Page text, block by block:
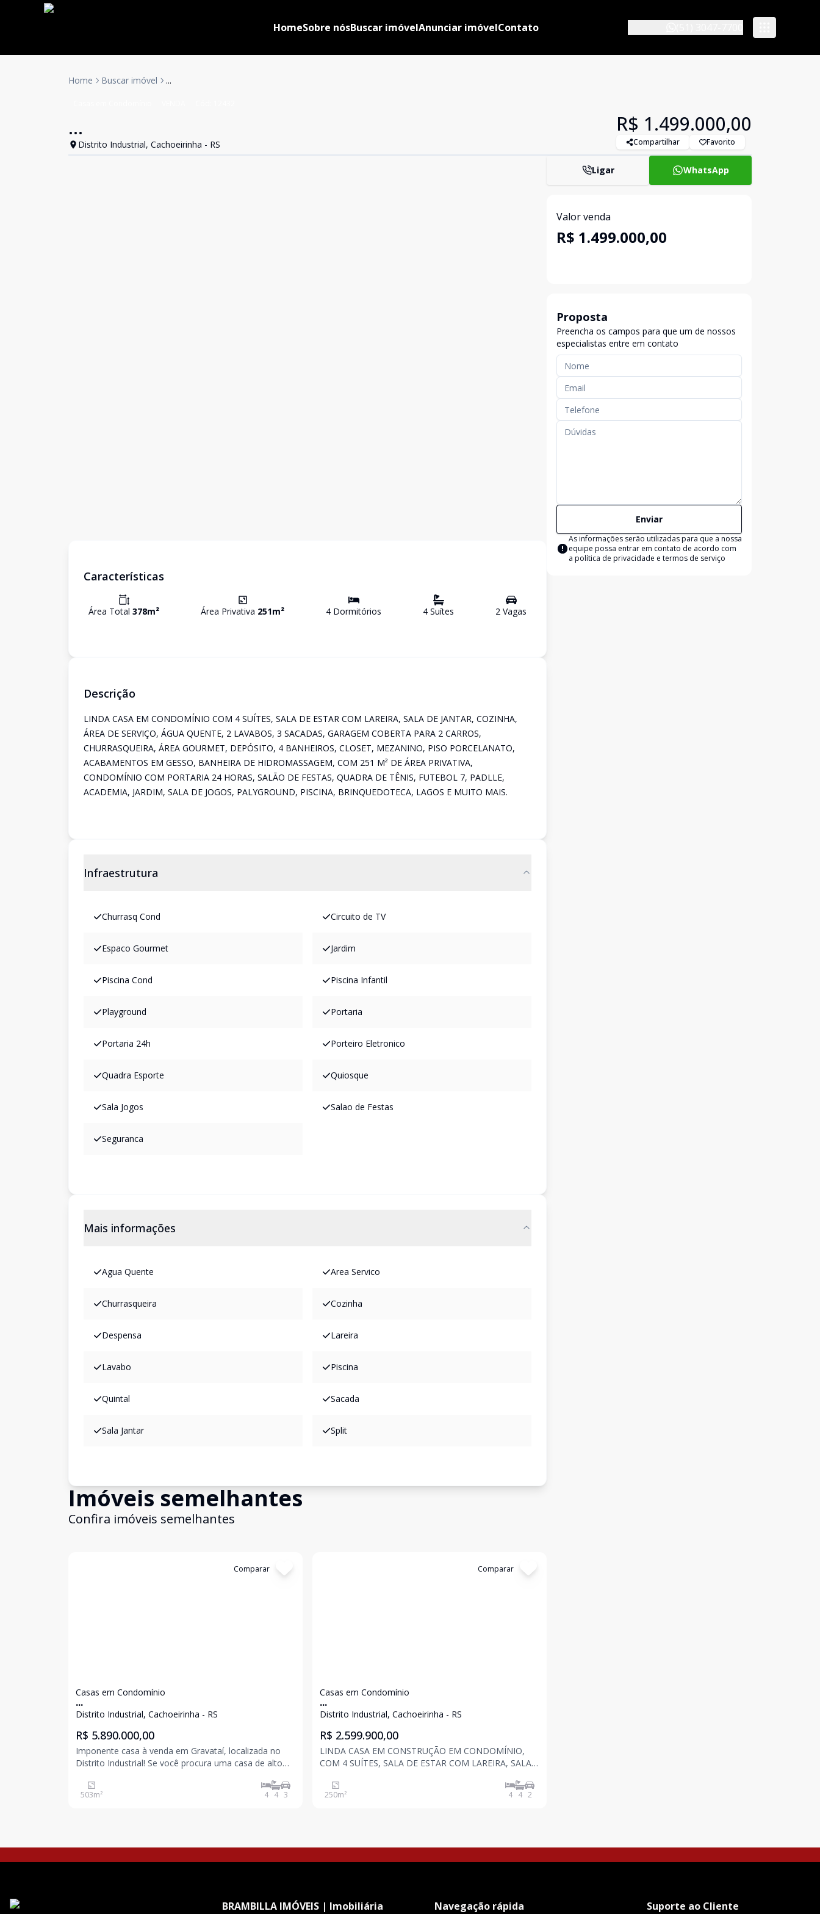
HomeSobre nósBuscar imóvelAnunciar imóvelContato
Home Buscar imóvel ...
...
Distrito Industrial, Cachoeirinha - RS
R$ 1.499.000,00
Compartilhar Favorito
Características
Área Total 378m² Área Privativa 251m² 4 Dormitórios 4 Suítes 2 Vagas
Descrição
LINDA CASA EM CONDOMÍNIO COM 4 SUÍTES, SALA DE ESTAR COM LAREIRA, SALA DE JANTAR, COZINHA,
ÁREA DE SERVIÇO, ÁGUA QUENTE, 2 LAVABOS, 3 SACADAS, GARAGEM COBERTA PARA 2 CARROS,
CHURRASQUEIRA, ÁREA GOURMET, DEPÓSITO, 4 BANHEIROS, CLOSET, MEZANINO, PISO PORCELANATO,
ACABAMENTOS EM GESSO, BANHEIRA DE HIDROMASSAGEM, COM 251 M² DE ÁREA PRIVATIVA,
CONDOMÍNIO COM PORTARIA 24 HORAS, SALÃO DE FESTAS, QUADRA DE TÊNIS, FUTEBOL 7, PADLLE,
ACADEMIA, JARDIM, SALA DE JOGOS, PALYGROUND, PISCINA, BRINQUEDOTECA, LAGOS E MUITO MAIS.
Infraestrutura
Churrasq Cond Circuito de TV
Espaco Gourmet Jardim
Piscina Cond Piscina Infantil
Playground Portaria
Portaria 24h Porteiro Eletronico
Quadra Esporte Quiosque
Sala Jogos Salao de Festas
Seguranca
Mais informações
Agua Quente Area Servico
Churrasqueira Cozinha
Despensa Lareira
Lavabo Piscina
Quintal Sacada
Sala Jantar Split
Imóveis semelhantes
Confira imóveis semelhantes
Comparar
Casas em Condomínio
...
Distrito Industrial, Cachoeirinha - RS
R$ 5.890.000,00
Imponente casa à venda em Gravataí, localizada no
Distrito Industrial! Se você procura uma casa de alto
oportunidade para quem valoriza conforto,
sofisticação e espaços amplos. Com 840 m² de área
503m² 4 4 3
Comparar
Casas em Condomínio
...
Distrito Industrial, Cachoeirinha - RS
R$ 2.599.900,00
LINDA CASA EM CONSTRUÇÃO EM CONDOMÍNIO,
COM 4 SUÍTES, SALA DE ESTAR COM LAREIRA, SALA
QUENTE, PISO PORCELANATO, LAVABO,
CHURRASQUEIRA, DECK, PISCINA, ACABAMENTOS
250m² 4 4 2
Ligar WhatsApp
Valor venda
R$ 1.499.000,00
Proposta
Preencha os campos para que um de nossos
especialistas entre em contato
Enviar
As informações serão utilizadas para que a nossa
equipe possa entrar em contato de acordo com
a política de privacidade e termos de serviço
BRAMBILLA IMÓVEIS | Imobiliária Navegação rápida Suporte ao Cliente